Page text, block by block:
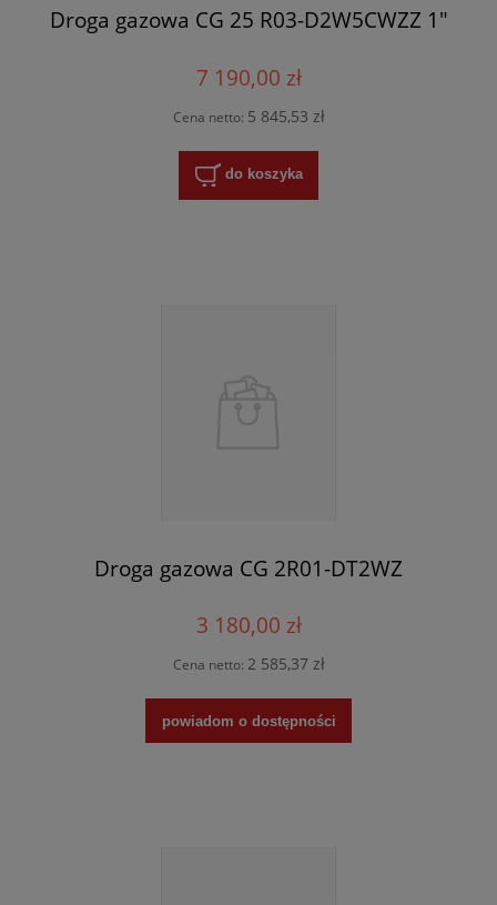
Droga gazowa CG 25 R03-D2W5CWZZ 1"
7 190,00 zł
Cena netto: 5 845,53 zł
do koszyka
Droga gazowa CG 2R01-DT2WZ
3 180,00 zł
Cena netto: 2 585,37 zł
powiadom o dostępności